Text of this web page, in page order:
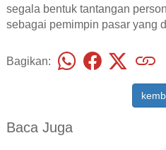
segala bentuk tantangan
sebagai pemimpin pasar yang
Bagikan:
Baca Juga